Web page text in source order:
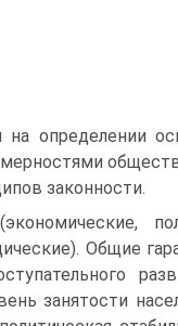
на определении
законности.
Общие
занятости